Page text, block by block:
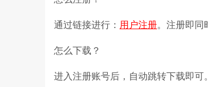
通过链接进行： 用户注册。注册即同
怎么下载？
进入注册账号后，自动跳转下载即可。